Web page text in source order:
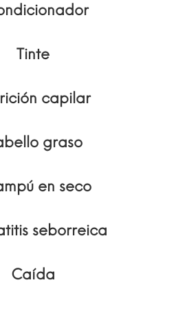
Tinte
capilar
graso
en seco
seborreica
Caída